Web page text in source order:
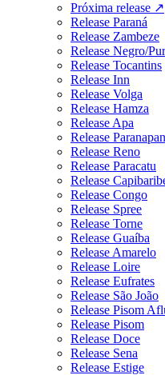
Próxima release ↗
Release Paraná
Release Zambeze
Release Negro/
Release Tocantins
Release Inn
Release Volga
Release Hamza
Release Apa
Release
Release Reno
Release Paracatu
Release
Release Congo
Release Spree
Release Torne
Release Guaíba
Release Amarelo
Release Loire
Release Eufrates
Release São João
Release Pisom
Release Pisom
Release Doce
Release Sena
Release Estige